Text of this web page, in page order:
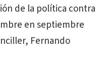
de la política contra
en septiembre
Fernando